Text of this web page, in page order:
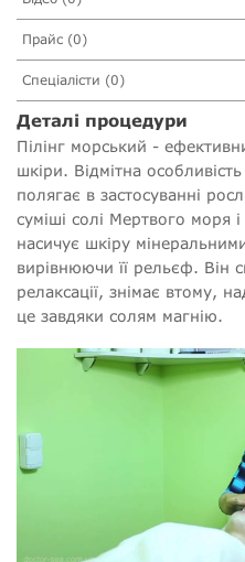
Прайс (0)
Спеціалісти (0)
Деталі процедури
Пілінг морський -
шкіри. Відмітна
полягає в застосуванні
суміші солі Мертвого моря
насичує шкіру
вирівнюючи її рельєф. Він
релаксації, знімає втому,
це завдяки солям магнію.